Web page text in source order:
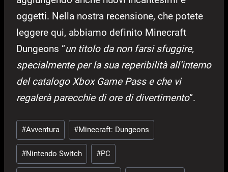
oggetti. Nella nostra recensione, che potete
leggere qui, abbiamo definito Minecraft
Dungeons “un titolo da non farsi sfuggire,
specialmente per la sua reperibilità all’interno
del catalogo Xbox Game Pass e che vi
regalerà parecchie di ore di divertimento“.
Tag
articolo:
#Avventura #Minecraft: Dungeons
#Nintendo Switch #PC